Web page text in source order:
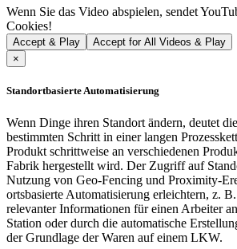
Wenn Sie das Video abspielen, sendet
Cookies!
Accept & Play
Accept for All Videos & Play
×
Standortbasierte Automatisierung
Wenn Dinge ihren Standort ändern, deutet
bestimmten Schritt in einer langen
Produkt schrittweise an verschiedenen
Fabrik hergestellt wird. Der Zugriff auf
Nutzung von Geo-Fencing und Proximity-
ortsbasierte Automatisierung erleichtern, z.
relevanter Informationen für einen Arbeiter
Station oder durch die automatische
der Grundlage der Waren auf einem LKW.